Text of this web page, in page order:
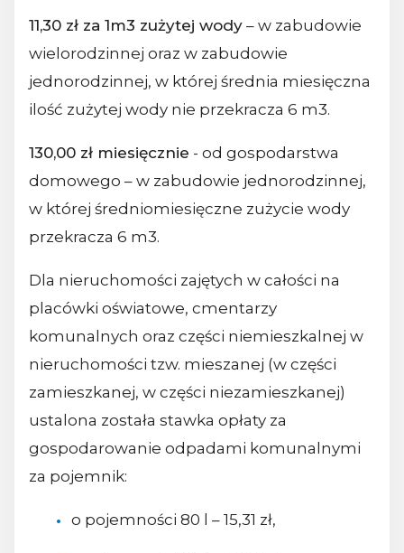
11,30 zł za 1m3 zużytej wody – w zabudowie
wielorodzinnej oraz w zabudowie
jednorodzinnej, w której średnia miesięczna
ilość zużytej wody nie przekracza 6 m3.
130,00 zł miesięcznie - od gospodarstwa
domowego – w zabudowie jednorodzinnej,
w której średniomiesięczne zużycie wody
przekracza 6 m3.
Dla nieruchomości zajętych w całości na
placówki oświatowe, cmentarzy
komunalnych oraz części niemieszkalnej w
nieruchomości tzw. mieszanej (w części
zamieszkanej, w części niezamieszkanej)
ustalona została stawka opłaty za
gospodarowanie odpadami komunalnymi
za pojemnik:
o pojemności 80 l – 15,31 zł,